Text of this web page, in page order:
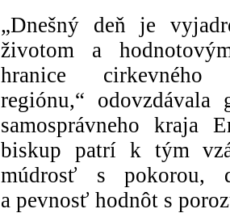
„Dnešný deň je
životom a
hranice
regiónu,“ odovzdávala
samosprávneho kraja
biskup patrí k tým
múdrosť s pokorou,
a pevnosť hodnôt s